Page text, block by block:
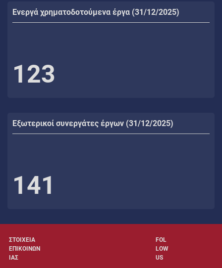
Ενεργά χρηματοδοτούμενα έργα (31/12/2025)
123
Εξωτερικοί συνεργάτες έργων (31/12/2025)
141
ΣΤΟΙΧΕΙΑ
ΕΠΙΚΟΙΝΩΝ
ΙΑΣ
FOL
LOW
US